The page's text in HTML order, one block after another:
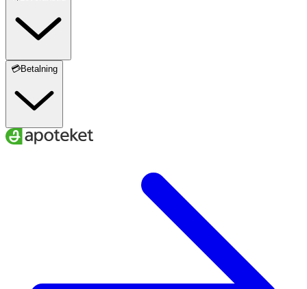
💳Betalning